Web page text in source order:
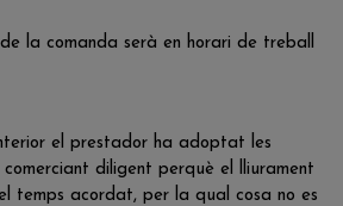
la comanda serà en horari de treball
el prestador ha adoptat les
comerciant diligent perquè el lliurament
temps acordat, per la qual cosa no es